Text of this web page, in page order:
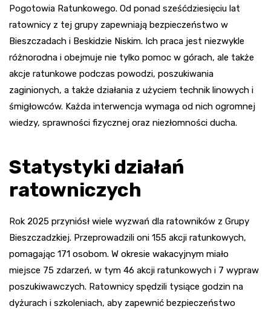
Pogotowia Ratunkowego. Od ponad sześćdziesięciu lat
ratownicy z tej grupy zapewniają bezpieczeństwo w
Bieszczadach i Beskidzie Niskim. Ich praca jest niezwykle
różnorodna i obejmuje nie tylko pomoc w górach, ale także
akcje ratunkowe podczas powodzi, poszukiwania
zaginionych, a także działania z użyciem technik linowych i
śmigłowców. Każda interwencja wymaga od nich ogromnej
wiedzy, sprawności fizycznej oraz niezłomności ducha.
Statystyki działań
ratowniczych
Rok 2025 przyniósł wiele wyzwań dla ratowników z Grupy
Bieszczadzkiej. Przeprowadzili oni 155 akcji ratunkowych,
pomagając 171 osobom. W okresie wakacyjnym miało
miejsce 75 zdarzeń, w tym 46 akcji ratunkowych i 7 wypraw
poszukiwawczych. Ratownicy spędzili tysiące godzin na
dyżurach i szkoleniach, aby zapewnić bezpieczeństwo